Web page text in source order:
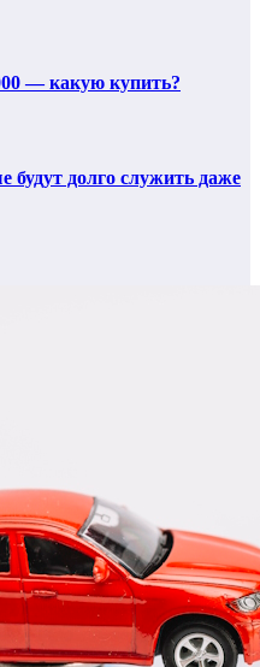
— какую купить?
долго служить даже